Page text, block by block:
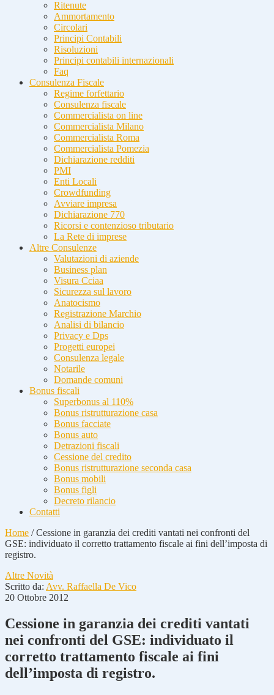
Ritenute
Ammortamento
Circolari
Principi Contabili
Risoluzioni
Principi contabili internazionali
Faq
Consulenza Fiscale
Regime forfettario
Consulenza fiscale
Commercialista on line
Commercialista Milano
Commercialista Roma
Commercialista Pomezia
Dichiarazione redditi
PMI
Enti Locali
Crowdfunding
Avviare impresa
Dichiarazione 770
Ricorsi e contenzioso tributario
La Rete di imprese
Altre Consulenze
Valutazioni di aziende
Business plan
Visura Cciaa
Sicurezza sul lavoro
Anatocismo
Registrazione Marchio
Analisi di bilancio
Privacy e Dps
Progetti europei
Consulenza legale
Notarile
Domande comuni
Bonus fiscali
Superbonus al 110%
Bonus ristrutturazione casa
Bonus facciate
Bonus auto
Detrazioni fiscali
Cessione del credito
Bonus ristrutturazione seconda casa
Bonus mobili
Bonus figli
Decreto rilancio
Contatti
Home /Cessione in garanzia dei crediti vantati nei confronti del
GSE: individuato il corretto trattamento fiscale ai fini dell’imposta di
registro.
Altre Novità
Scritto da: Avv. Raffaella De Vico
20 Ottobre 2012
Cessione in garanzia dei crediti vantati
nei confronti del GSE: individuato il
corretto trattamento fiscale ai fini
dell’imposta di registro.